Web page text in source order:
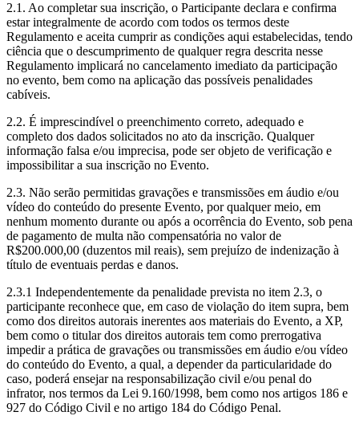
2.1. Ao completar sua inscrição, o Participante declara e confirma
estar integralmente de acordo com todos os termos deste
Regulamento e aceita cumprir as condições aqui estabelecidas, tendo
ciência que o descumprimento de qualquer regra descrita nesse
Regulamento implicará no cancelamento imediato da participação
no evento, bem como na aplicação das possíveis penalidades
cabíveis.
2.2. É imprescindível o preenchimento correto, adequado e
completo dos dados solicitados no ato da inscrição. Qualquer
informação falsa e/ou imprecisa, pode ser objeto de verificação e
impossibilitar a sua inscrição no Evento.
2.3. Não serão permitidas gravações e transmissões em áudio e/ou
vídeo do conteúdo do presente Evento, por qualquer meio, em
nenhum momento durante ou após a ocorrência do Evento, sob pena
de pagamento de multa não compensatória no valor de
R$200.000,00 (duzentos mil reais), sem prejuízo de indenização à
título de eventuais perdas e danos.
2.3.1 Independentemente da penalidade prevista no item 2.3, o
participante reconhece que, em caso de violação do item supra, bem
como dos direitos autorais inerentes aos materiais do Evento, a XP,
bem como o titular dos direitos autorais tem como prerrogativa
impedir a prática de gravações ou transmissões em áudio e/ou vídeo
do conteúdo do Evento, a qual, a depender da particularidade do
caso, poderá ensejar na responsabilização civil e/ou penal do
infrator, nos termos da Lei 9.160/1998, bem como nos artigos 186 e
927 do Código Civil e no artigo 184 do Código Penal.